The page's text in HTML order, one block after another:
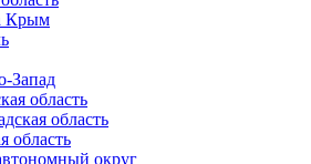
Крым
Запад
область
область
область
округ